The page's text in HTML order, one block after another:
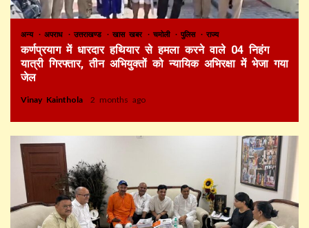
अन्य अपराध उत्तराखण्ड खास खबर चमोली पुलिस राज्य
कर्णप्रयाग में धारदार हथियार से हमला करने वाले 04 निहंग
यात्री गिरफ्तार, तीन अभियुक्तों को न्यायिक अभिरक्षा में भेजा गया
जेल
Vinay Kainthola 2 months ago